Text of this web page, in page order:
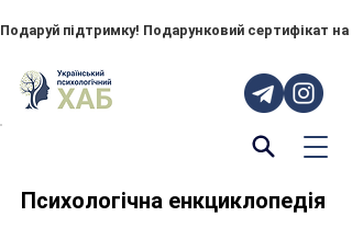
Подаруй підтримку! Подарунковий сертифікат
Психологічна енкциклопедія